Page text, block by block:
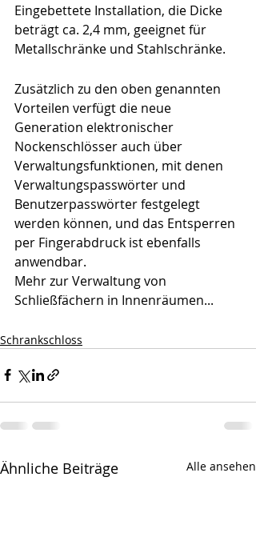
Eingebettete Installation, die Dicke
beträgt ca. 2,4 mm, geeignet für
Metallschränke und Stahlschränke.
Zusätzlich zu den oben genannten
Vorteilen verfügt die neue
Generation elektronischer
Nockenschlösser auch über
Verwaltungsfunktionen, mit denen
Verwaltungspasswörter und
Benutzerpasswörter festgelegt
werden können, und das Entsperren
per Fingerabdruck ist ebenfalls
anwendbar.
Mehr zur Verwaltung von
Schließfächern in Innenräumen...
Schrankschloss
Ähnliche Beiträge Alle ansehen